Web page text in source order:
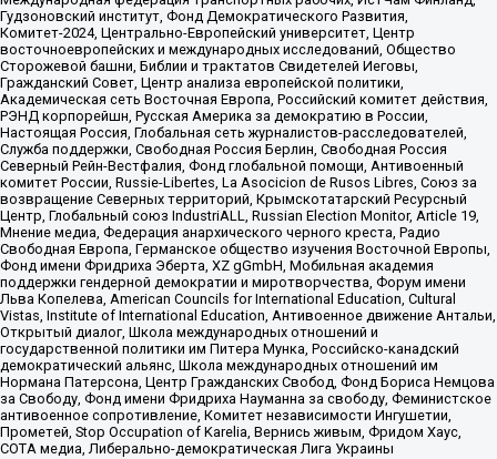
Гудзоновский институт, Фонд Демократического Развития,
Комитет-2024, Центрально-Европейский университет, Центр
восточноевропейских и международных исследований, Общество
Сторожевой башни, Библии и трактатов Свидетелей Иеговы,
Гражданский Совет, Центр анализа европейской политики,
Академическая сеть Восточная Европа, Российский комитет действия,
РЭНД корпорейшн, Русская Америка за демократию в России,
Настоящая Россия, Глобальная сеть журналистов-расследователей,
Служба поддержки, Свободная Россия Берлин, Свободная Россия
Северный Рейн-Вестфалия, Фонд глобальной помощи, Антивоенный
комитет России, Russie-Libertes, La Asocicion de Rusos Libres, Союз за
возвращение Северных территорий, Крымскотатарский Ресурсный
Центр, Глобальный союз IndustriALL, Russian Election Monitor, Article 19,
Мнение медиа, Федерация анархического черного креста, Радио
Свободная Европа, Германское общество изучения Восточной Европы,
Фонд имени Фридриха Эберта, XZ gGmbH, Мобильная академия
поддержки гендерной демократии и миротворчества, Форум имени
Льва Копелева, American Councils for International Education, Cultural
Vistas, Institute of International Education, Антивоенное движение Антальи,
Открытый диалог, Школа международных отношений и
государственной политики им Питера Мунка, Российско-канадский
демократический альянс, Школа международных отношений им
Нормана Патерсона, Центр Гражданских Свобод, Фонд Бориса Немцова
за Свободу, Фонд имени Фридриха Науманна за свободу, Феминистское
антивоенное сопротивление, Комитет независимости Ингушетии,
Прометей, Stop Occupation of Karelia, Вернись живым, Фридом Хаус,
СОТА медиа, Либерально-демократическая Лига Украины